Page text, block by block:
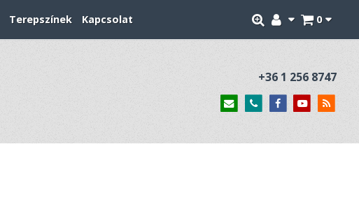
0
Terepszínek Kapcsolat
+36 1 256 8747